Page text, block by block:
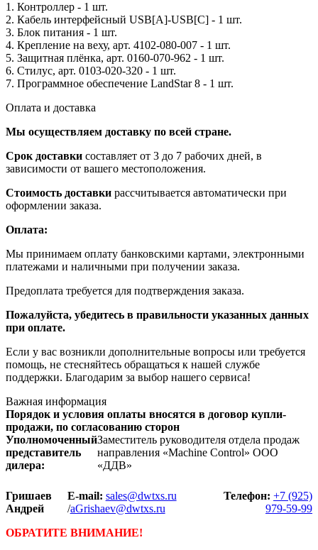
1. Контроллер - 1 шт.
2. Кабель интерфейсный USB[A]-USB[C] - 1 шт.
3. Блок питания - 1 шт.
4. Крепление на веху, арт. 4102-080-007 - 1 шт.
5. Защитная плёнка, арт. 0160-070-962 - 1 шт.
6. Стилус, арт. 0103-020-320 - 1 шт.
7. Программное обеспечение LandStar 8 - 1 шт.
Оплата и доставка
Мы осуществляем доставку по всей стране.
Срок доставки составляет от 3 до 7 рабочих дней, в
зависимости от вашего местоположения.
Стоимость доставки рассчитывается автоматически при
оформлении заказа.
Оплата:
Мы принимаем оплату банковскими картами, электронными
платежами и наличными при получении заказа.
Предоплата требуется для подтверждения заказа.
Пожалуйста, убедитесь в правильности указанных данных
при оплате.
Если у вас возникли дополнительные вопросы или требуется
помощь, не стесняйтесь обращаться к нашей службе
поддержки. Благодарим за выбор нашего сервиса!
Важная информация
Порядок и условия оплаты вносятся в договор купли-
продажи, по согласованию сторон
Уполномоченный
представитель
дилера:
Заместитель руководителя отдела продаж
направления «Machine Control» ООО
«ДДВ»
Гришаев
Андрей
E-mail: sales@dwtxs.ru
/aGrishaev@dwtxs.ru
Телефон: +7 (925)
979-59-99
ОБРАТИТЕ ВНИМАНИЕ!